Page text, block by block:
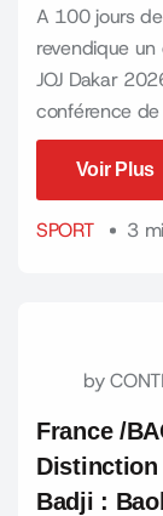
A 100 jours
revendique
JOJ Dakar
conférence
Voir Plus
SPORT 3
by
France /
Distinction
Badji :